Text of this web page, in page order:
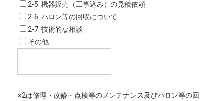
2-5. 機器販売（工事込み）の見積依頼
2-6. ハロン等の回収について
2-7. 技術的な相談
その他
※2は修理・改修・点検等のメンテナンス及びハロン等の回